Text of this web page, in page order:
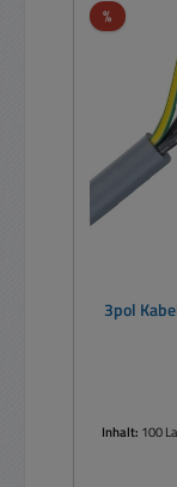
%Rabatt
3pol
Inhalt: 100